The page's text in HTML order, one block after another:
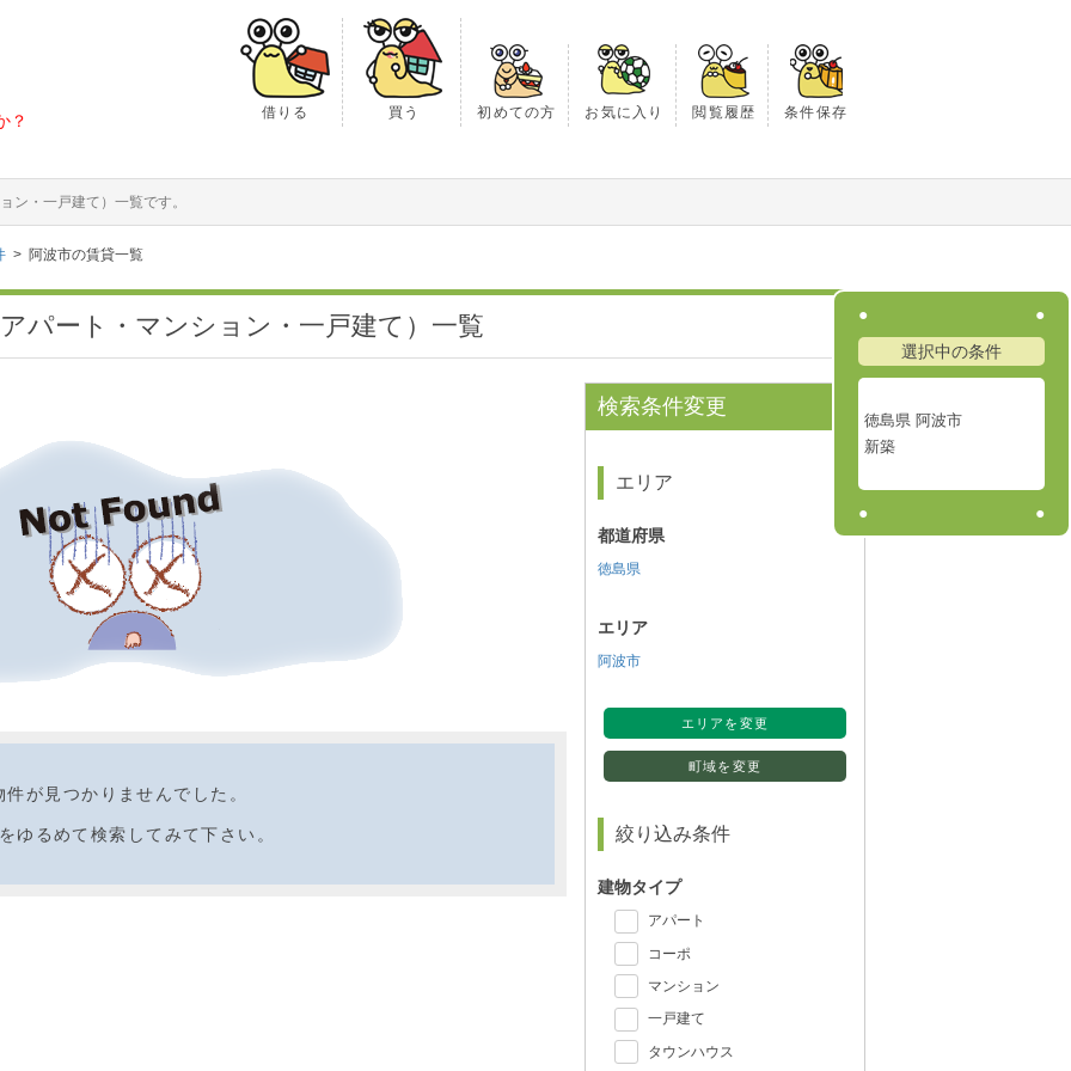
？ 借りる 買う 初めての方 お気に入り 閲覧履歴 条件保存
ン・一戸建て）一覧です。
阿波市の賃貸一覧
選択中の条件
徳島県 阿波市
新築
パート・マンション・一戸建て）一覧
件が見つかりませんでした。
ゆるめて検索してみて下さい。
検索条件変更
エリア
都道府県
徳島県
エリア
阿波市
エリアを変更
町域を変更
絞り込み条件
建物タイプ
アパート
コーポ
マンション
一戸建て
タウンハウス